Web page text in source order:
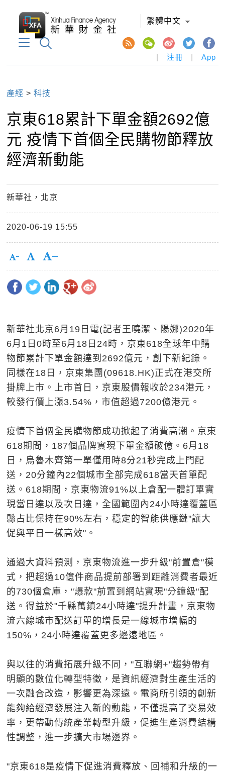
繁體中文
注冊 App
產經 >科技
京東618累計下單金額2692億
元 疫情下首個全民購物節釋放
經濟新動能
新華社，北京
2020-06-19 15:55
新華社北京6月19日電(記者王曉潔、陽娜)2020年
6月1日0時至6月18日24時，京東618全球年中購
物節累計下單金額達到2692億元，創下新紀錄。
同樣在18日，京東集團(09618.HK)正式在港交所
掛牌上市。上市首日，京東股價報收於234港元，
較發行價上漲3.54%，市值超過7200億港元。
疫情下首個全民購物節成功掀起了消費高潮。京東
618期間，187個品牌實現下單金額破億。6月18
日，烏魯木齊第一單僅用時8分21秒完成上門配
送，20分鐘內22個城市全部完成618當天首單配
送。618期間，京東物流91%以上倉配一體訂單實
現當日達以及次日達，全國範圍內24小時達覆蓋區
縣占比保持在90%左右，穩定的智能供應鏈"讓大
促與平日一樣高效"。
通過大資料預測，京東物流進一步升級"前置倉"模
式，把超過10億件商品提前部署到距離消費者最近
的730個倉庫，"爆款"前置到網站實現"分鐘級"配
送。得益於"千縣萬鎮24小時達"提升計畫，京東物
流六線城市配送訂單的增長是一線城市增幅的
150%，24小時達覆蓋更多邊遠地區。
與以往的消費拓展升級不同，"互聯網+"趨勢帶有
明顯的數位化轉型特徵，是資訊經濟對生產生活的
一次融合改造，影響更為深遠。電商所引領的創新
能夠給經濟發展注入新的動能，不僅提高了交易效
率，更帶動傳統產業轉型升級，促進生產消費結構
性調整，進一步擴大市場邊界。
"京東618是疫情下促進消費釋放、回補和升級的一